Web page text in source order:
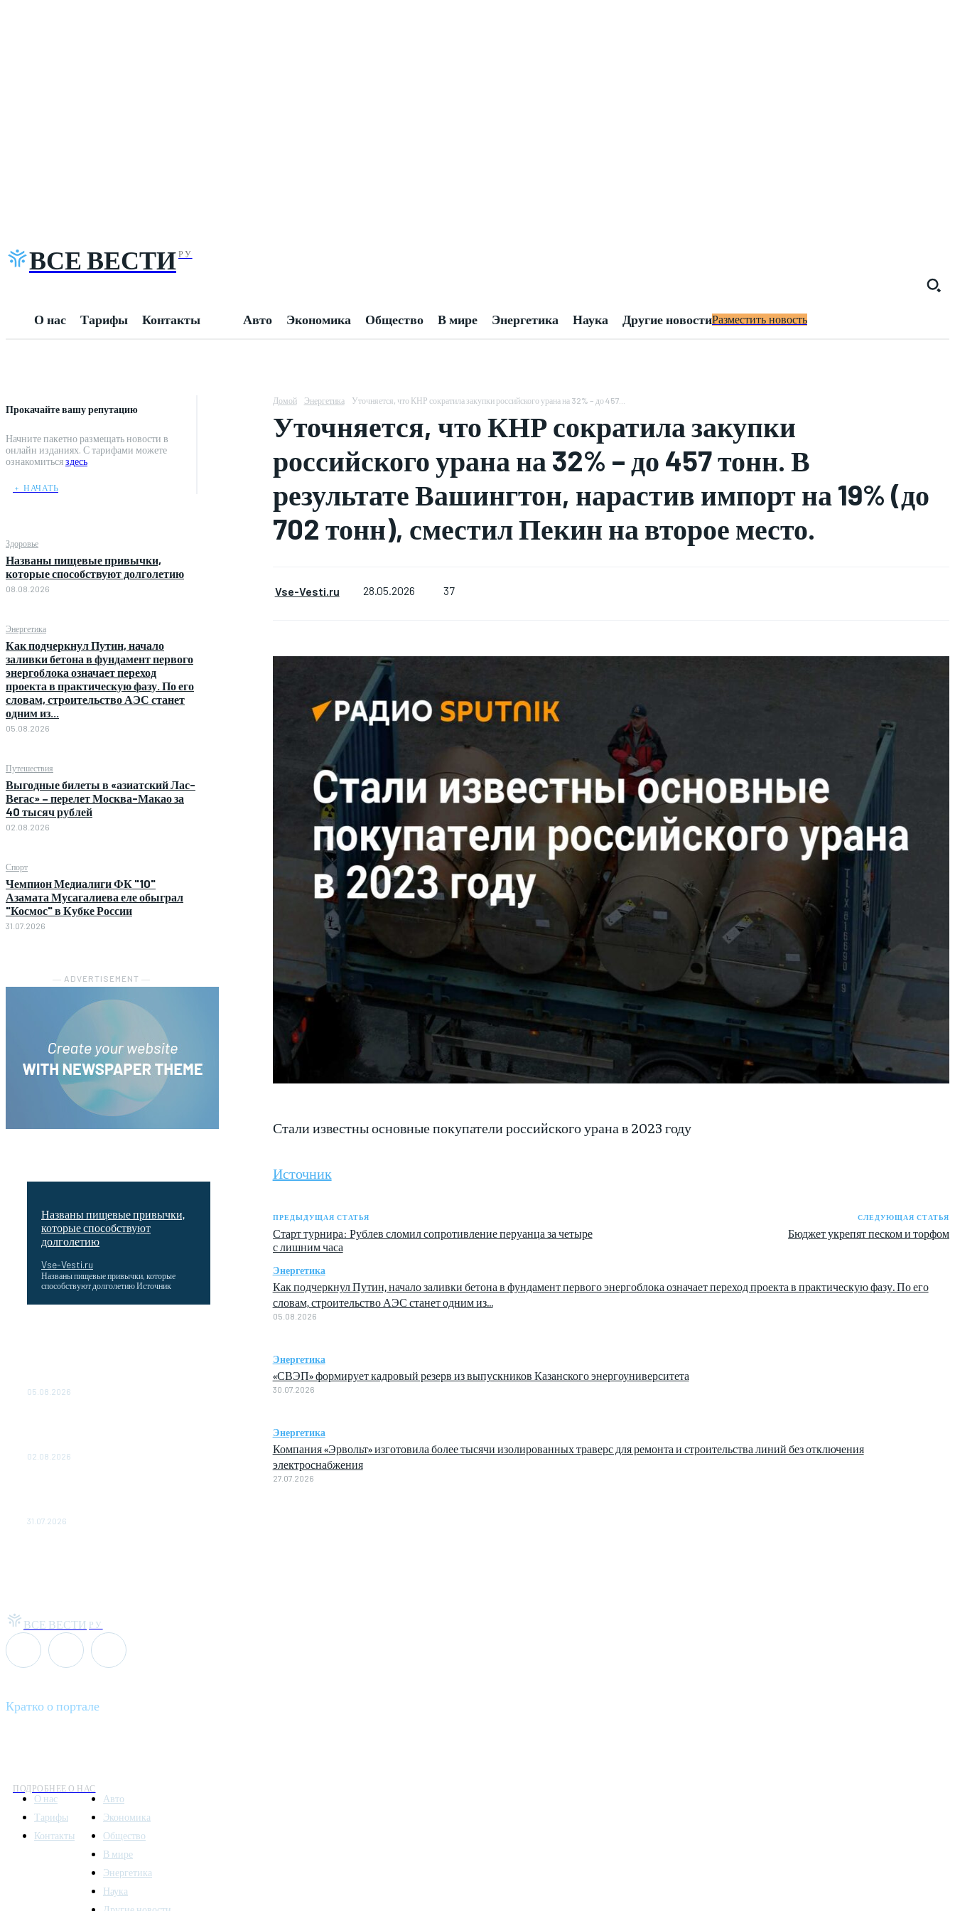
ВСЕ ВЕСТИ РУ
О нас Тарифы Контакты Авто Экономика Общество В мире Энергетика Наука Другие новостиРазместить новость
Прокачайте вашу репутацию
Начните пакетно размещать новости в
онлайн изданиях. С тарифами можете
ознакомитьсяздесь
﹢ НАЧАТЬ
Здоровье
Названы пищевые привычки,
которые способствуют долголетию
08.08.2026
Энергетика
Как подчеркнул Путин, начало
заливки бетона в фундамент первого
энергоблока означает переход
проекта в практическую фазу. По его
словам, строительство АЭС станет
одним из...
05.08.2026
Путешествия
Выгодные билеты в «азиатский Лас-
Вегас» – перелет Москва-Макао за
40 тысяч рублей
02.08.2026
Спорт
Чемпион Медиалиги ФК "10"
Азамата Мусагалиева еле обыграл
"Космос" в Кубке России
31.07.2026
― ADVERTISEMENT ―
Названы пищевые привычки,
которые способствуют
долголетию
Vse-Vesti.ru
Названы пищевые привычки, которые
способствуют долголетию Источник
05.08.2026
02.08.2026
31.07.2026
Домой Энергетика Уточняется, что КНР сократила закупки российского урана на 32% – до 457...
Уточняется, что КНР сократила закупки
российского урана на 32% – до 457 тонн. В
результате Вашингтон, нарастив импорт на 19% (до
702 тонн), сместил Пекин на второе место.
Vse-Vesti.ru 28.05.2026 37
Стали известны основные покупатели российского урана в 2023 году
Источник
ПРЕДЫДУЩАЯ СТАТЬЯ
Старт турнира: Рублев сломил сопротивление перуанца за четыре
с лишним часа
СЛЕДУЮЩАЯ СТАТЬЯ
Бюджет укрепят песком и торфом
Энергетика
Как подчеркнул Путин, начало заливки бетона в фундамент первого энергоблока означает переход проекта в практическую фазу. По его
словам, строительство АЭС станет одним из...
05.08.2026
Энергетика
«СВЭП» формирует кадровый резерв из выпускников Казанского энергоуниверситета
30.07.2026
Энергетика
Компания «Эрвольт» изготовила более тысячи изолированных траверс для ремонта и строительства линий без отключения
электроснабжения
27.07.2026
ВСЕ ВЕСТИ РУ
Кратко о портале
ПОДРОБНЕЕ О НАС
О нас
Тарифы
Контакты
Авто
Экономика
Общество
В мире
Энергетика
Наука